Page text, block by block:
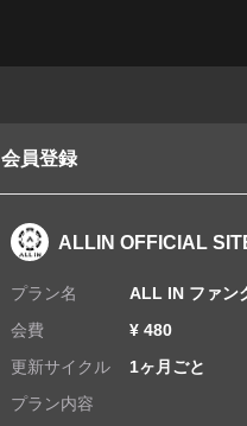
会員登録
ALLIN OFFICIAL
プラン名
ALL IN ファン
会費
¥ 480
更新サイクル
1ヶ月ごと
プラン内容